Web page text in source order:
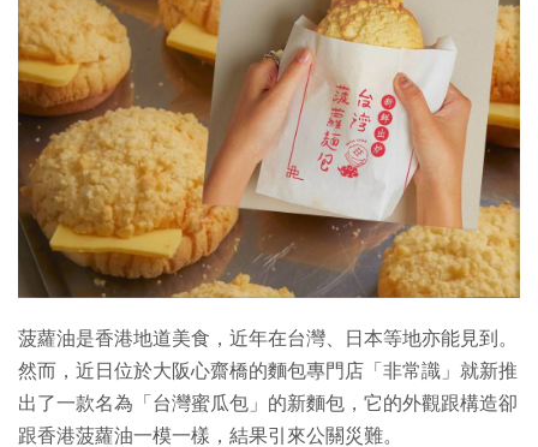
生成式AI與雲端應用
Enterprise Digital Transformation
特集
菠蘿油是香港地道美食，近年在台灣、日本等地亦能見到。
然而，近日位於大阪心齋橋的麵包專門店「非常識」就新推
出了一款名為「台灣蜜瓜包」的新麵包，它的外觀跟構造卻
跟香港菠蘿油一模一樣，結果引來公關災難。